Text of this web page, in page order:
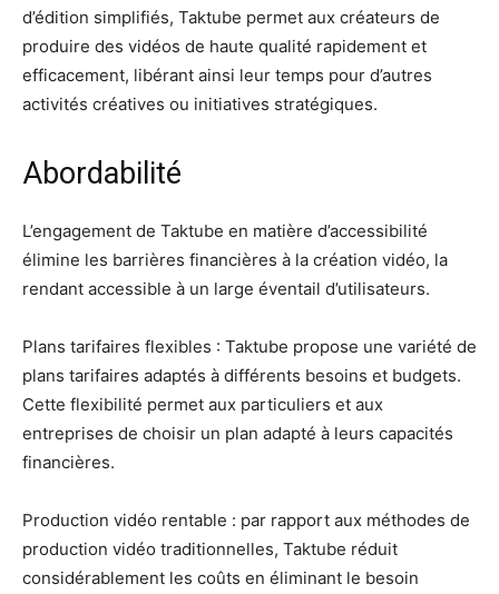
d’édition simplifiés, Taktube permet aux créateurs de
produire des vidéos de haute qualité rapidement et
efficacement, libérant ainsi leur temps pour d’autres
activités créatives ou initiatives stratégiques.
Abordabilité
L’engagement de Taktube en matière d’accessibilité
élimine les barrières financières à la création vidéo, la
rendant accessible à un large éventail d’utilisateurs.
Plans tarifaires flexibles : Taktube propose une variété de
plans tarifaires adaptés à différents besoins et budgets.
Cette flexibilité permet aux particuliers et aux
entreprises de choisir un plan adapté à leurs capacités
financières.
Production vidéo rentable : par rapport aux méthodes de
production vidéo traditionnelles, Taktube réduit
considérablement les coûts en éliminant le besoin